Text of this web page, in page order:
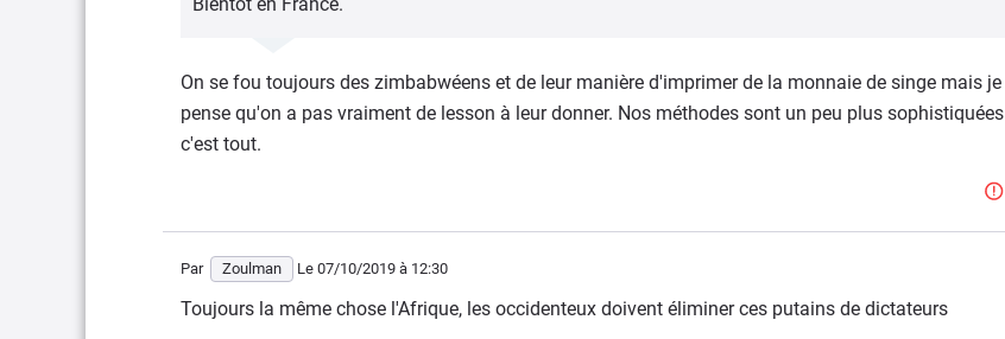
On se fou toujours des zimbabwéens et de leur manière d'imprimer de la monnaie de singe mais je
pense qu'on a pas vraiment de lesson à leur donner. Nos méthodes sont un peu plus sophistiquées
c'est tout.
Par Zoulman Le 07/10/2019 à 12:30
Toujours la même chose l'Afrique, les occidenteux doivent éliminer ces putains de dictateurs